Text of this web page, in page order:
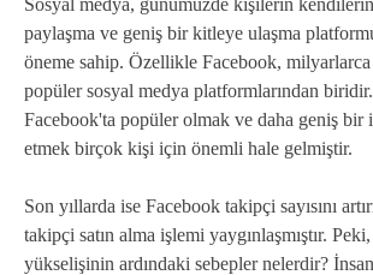
paylaşma ve geniş bir kitleye ulaşma
öneme sahip. Özellikle Facebook, milyarlarca
popüler sosyal medya platformlarından
Facebook'ta popüler olmak ve daha geniş
etmek birçok kişi için önemli hale gelmiştir.
Son yıllarda ise Facebook takipçi sayısını
takipçi satın alma işlemi yaygınlaşmıştır.
yükselişinin ardındaki sebepler nelerdir?